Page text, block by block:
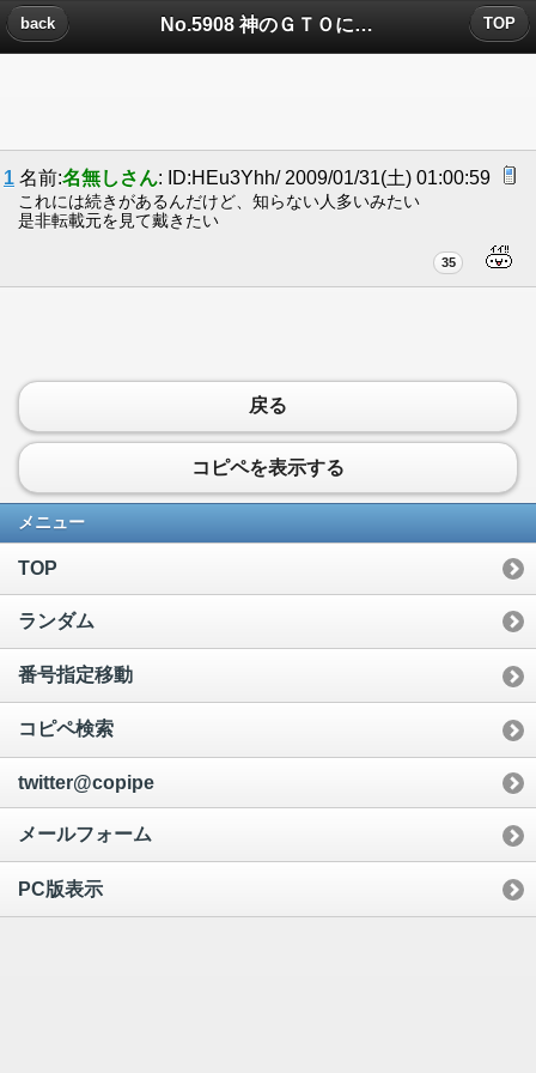
No.5908 神のＧＴＯについたコメント
back TOP
1 名前:名無しさん: ID:HEu3Yhh/ 2009/01/31(土) 01:00:59
これには続きがあるんだけど、知らない人多いみたい
是非転載元を見て戴きたい
35
戻る
コピペを表示する
メニュー
TOP
ランダム
番号指定移動
コピペ検索
twitter@copipe
メールフォーム
PC版表示